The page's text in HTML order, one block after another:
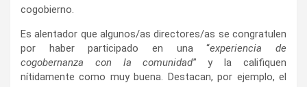
cogobierno.
Es alentador que algunos/as directores/as se congratulen
por haber participado en una “experiencia de
cogobernanza con la comunidad” y la califiquen
nítidamente como muy buena. Destacan, por ejemplo, el